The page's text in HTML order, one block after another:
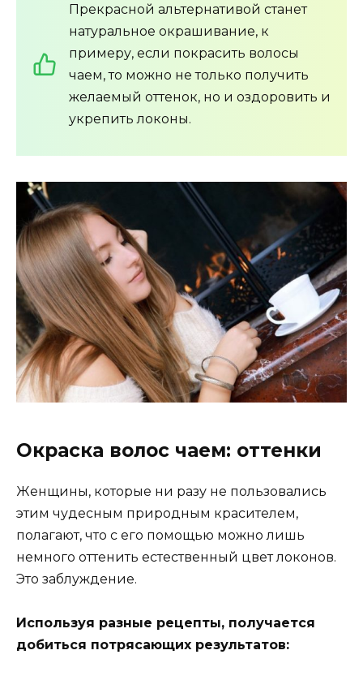
Прекрасной альтернативой станет
натуральное окрашивание, к
примеру, если покрасить волосы
чаем, то можно не только получить
желаемый оттенок, но и оздоровить и
укрепить локоны.
Окраска волос чаем: оттенки
Женщины, которые ни разу не пользовались
этим чудесным природным красителем,
полагают, что с его помощью можно лишь
немного оттенить естественный цвет локонов.
Это заблуждение.
Используя разные рецепты, получается
добиться потрясающих результатов: